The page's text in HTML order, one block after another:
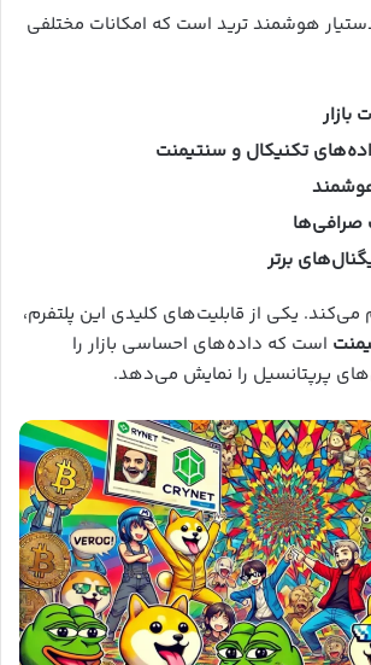
هوشمند ترید است که امکانات مختلفی
تکنیکال و سنتیمنت
برتر
می‌کند. یکی از قابلیت‌های کلیدی این پلتفرم،
است که داده‌های احساسی بازار را
پرپتانسیل را نمایش می‌دهد.